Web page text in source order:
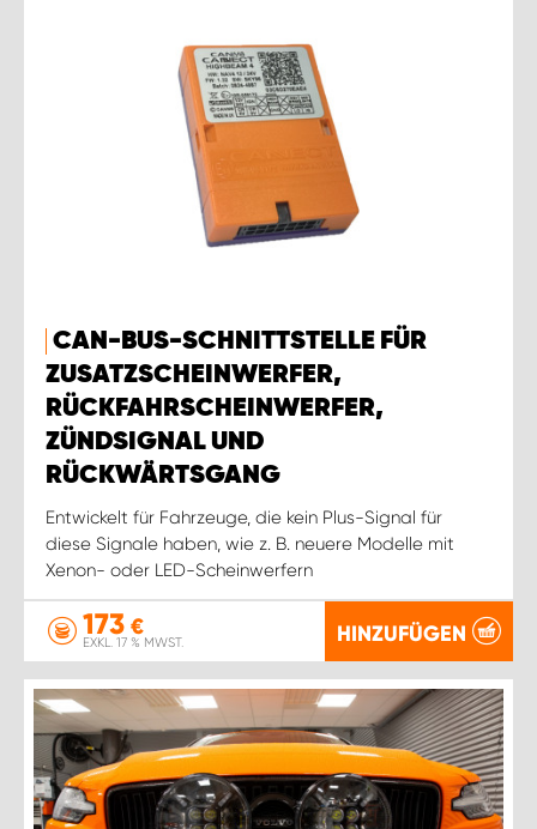
CAN-BUS-SCHNITTSTELLE FÜR
ZUSATZSCHEINWERFER,
RÜCKFAHRSCHEINWERFER,
ZÜNDSIGNAL UND
RÜCKWÄRTSGANG
Entwickelt für Fahrzeuge, die kein Plus-Signal für
diese Signale haben, wie z. B. neuere Modelle mit
Xenon- oder LED-Scheinwerfern
173 €
EXKL. 17 % MWST. HINZUFÜGEN